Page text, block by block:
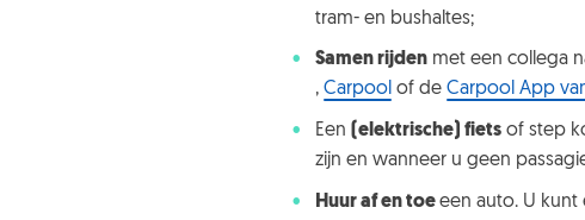
tram- en bushaltes;
Samen rijden met een collega
,Carpool of deCarpool App
Een (elektrische) fiets of step
zijn en wanneer u geen
Huur af en toeeen auto. U